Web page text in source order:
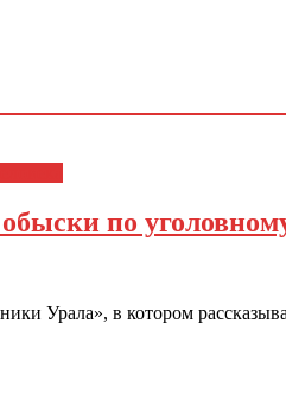
по
Урала», в котором